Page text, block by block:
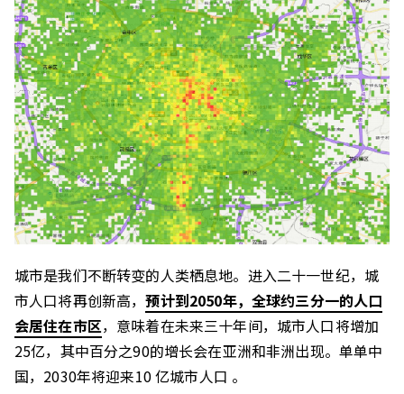
城市是我们不断转变的人类栖息地。进入二十一世纪，城
市人口将再创新高，预计到2050年，全球约三分一的人口
会居住在市区，意味着在未来三十年间，城市人口将增加
25亿，其中百分之90的增长会在亚洲和非洲出现。单单中
国，2030年将迎来10 亿城市人口 。